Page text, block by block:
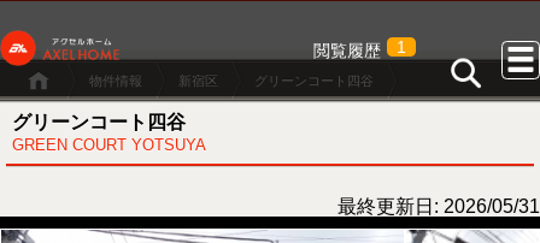
閲覧履歴 1
物件情報 新宿区 グリーンコート四谷
グリーンコート四谷
GREEN COURT YOTSUYA
最終更新日: 2026/05/31